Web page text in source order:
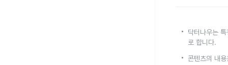
닥터나우는
로 합니다.
콘텐츠의 내